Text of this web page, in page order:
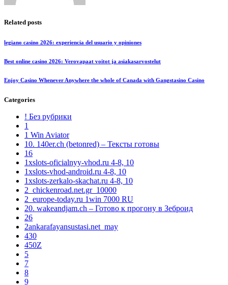
Related posts
legiano casino 2026: experiencia del usuario y opiniones
Best online casino 2026: Verovapaat voitot ja asiakasarvostelut
Enjoy Casino Whenever Anywhere the whole of Canada with Gangstasino Casino
Categories
! Без рубрики
1
1 Win Aviator
10. 140er.ch (betonred) – Тексты готовы
16
1xslots-oficialnyy-vhod.ru 4-8, 10
1xslots-vhod-android.ru 4-8, 10
1xslots-zerkalo-skachat.ru 4-8, 10
2_chickenroad.net.gr_10000
2_europe-today.ru 1win 7000 RU
20. wakeandjam.ch – Готово к прогону в Зеброид
26
2ankarafayansustasi.net_may
430
450Z
5
7
8
9